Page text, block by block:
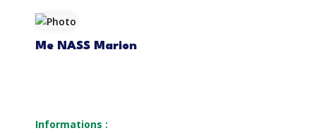
Me NASS Marion